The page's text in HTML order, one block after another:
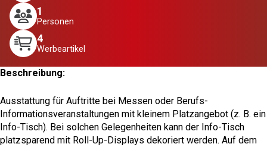
Personen
1
Werbeartikel
4
Beschreibung:
Ausstattung für Auftritte bei Messen oder Berufs-
Informationsveranstaltungen mit kleinem Platzangebot (z. B. ein
Info-Tisch). Bei solchen Gelegenheiten kann der Info-Tisch
platzsparend mit Roll-Up-Displays dekoriert werden. Auf dem